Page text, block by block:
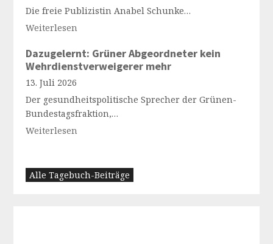
Die freie Publizistin Anabel Schunke…
Weiterlesen
Dazugelernt: Grüner Abgeordneter kein
Wehrdienstverweigerer mehr
13. Juli 2026
Der gesundheitspolitische Sprecher der Grünen-
Bundestagsfraktion,…
Weiterlesen
Alle Tagebuch-Beiträge